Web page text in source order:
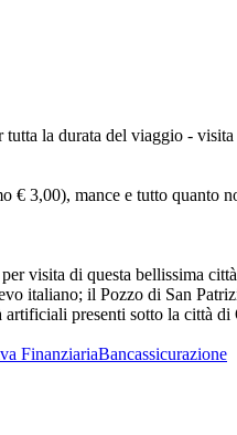
la durata del viaggio -
3,00), mance e tutto quanto
di questa bellissima
italiano; il Pozzo di San
presenti sotto la città di
FinanziariaBancassicurazione